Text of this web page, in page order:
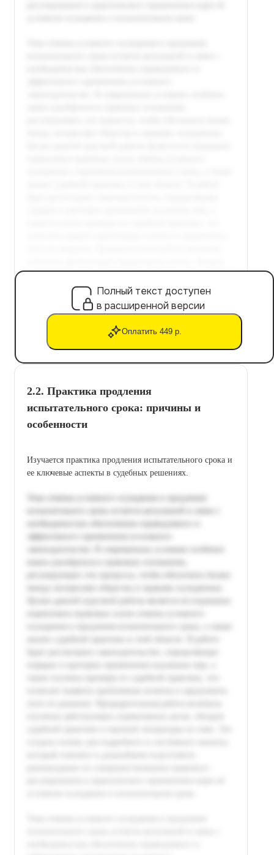
Полный текст доступен
в расширенной версии
Оплатить 449 р.
2.2. Практика продления
испытательного срока: причины и
особенности
Изучается практика продления испытательного срока и
ее ключевые аспекты в судебных решениях.